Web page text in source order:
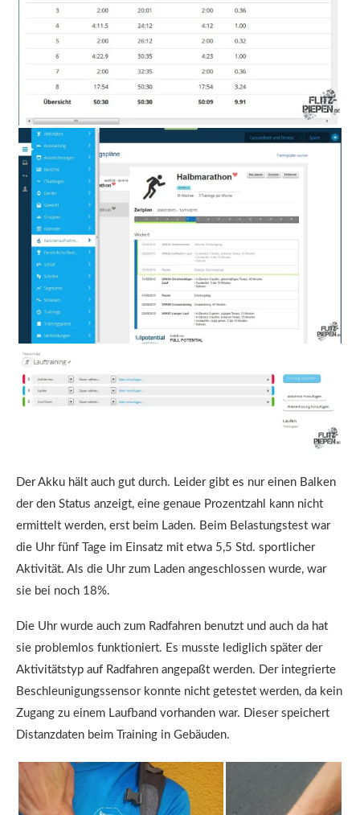
Der Akku hält auch gut durch. Leider gibt es nur einen Balken
der den Status anzeigt, eine genaue Prozentzahl kann nicht
ermittelt werden, erst beim Laden. Beim Belastungstest war
die Uhr fünf Tage im Einsatz mit etwa 5,5 Std. sportlicher
Aktivität. Als die Uhr zum Laden angeschlossen wurde, war
sie bei noch 18%.
Die Uhr wurde auch zum Radfahren benutzt und auch da hat
sie problemlos funktioniert. Es musste lediglich später der
Aktivitätstyp auf Radfahren angepaßt werden. Der integrierte
Beschleunigungssensor konnte nicht getestet werden, da kein
Zugang zu einem Laufband vorhanden war. Dieser speichert
Distanzdaten beim Training in Gebäuden.